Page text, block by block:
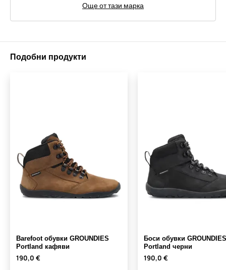
Още от тази марка
Подобни продукти
Barefoot обувки GROUNDIES
Portland кафяви
190,0 €
Боси обувки GROUNDIES
Portland черни
190,0 €